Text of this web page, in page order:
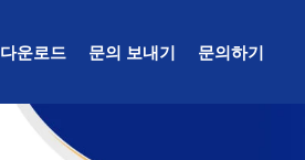
다운로드 문의 보내기 문의하기